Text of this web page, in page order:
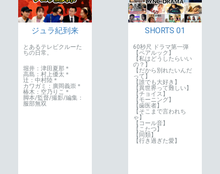
ジュラ紀到来
とあるテレビクルーた
ちの日常。
堀井：津田夏那＊
高島：村上優太＊
辻：中村陸＊
カワガミ：廣岡義崇＊
椿木：空乃りこ＊
脚本/監督/撮影/編集：
服部無双
SHORTS 01
60秒尺 ドラマ第一弾
【ペアルック】
【私はどうしたらいい
の？】
【だから別れたいんだ
って】
【誰でも大好き】
【異世界って難しい】
【チョイス】
【モーニング】
【歯医者】
【そこまで言われち
ゃ】
【コール音】
【こたつ】
【同類】
【行き過ぎた愛】